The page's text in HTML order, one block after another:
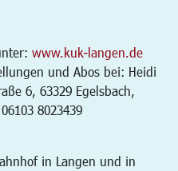
www.kuk-langen.de
und Abos bei: Heidi
6, 63329 Egelsbach,
8023439
in Langen und in